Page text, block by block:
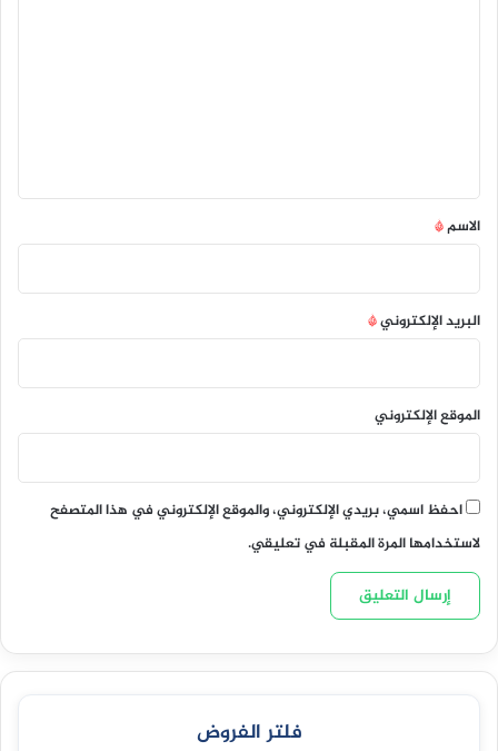
*
الاسم*
البريد الإلكتروني*
الموقع الإلكتروني
احفظ اسمي، بريدي الإلكتروني، والموقع الإلكتروني في هذا المتصفح
لاستخدامها المرة المقبلة في تعليقي.
فلتر الفروض